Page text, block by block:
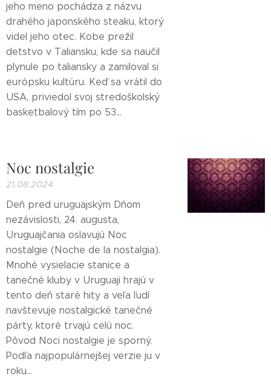
jeho meno pochádza z názvu
drahého japonského steaku, ktorý
videl jeho otec. Kobe prežil
detstvo v Taliansku, kde sa naučil
plynule po taliansky a zamiloval si
európsku kultúru. Keď sa vrátil do
USA, priviedol svoj stredoškolský
basketbalový tím po 53...
Noc nostalgie
21.08.2024
Deň pred uruguajským Dňom
nezávislosti, 24. augusta,
Uruguajčania oslavujú Noc
nostalgie (Noche de la nostalgia).
Mnohé vysielacie stanice a
tanečné kluby v Uruguaji hrajú v
tento deň staré hity a veľa ľudí
navštevuje nostalgické tanečné
párty, ktoré trvajú celú noc.
Pôvod Noci nostalgie je sporný.
Podľa najpopulárnejšej verzie ju v
roku...